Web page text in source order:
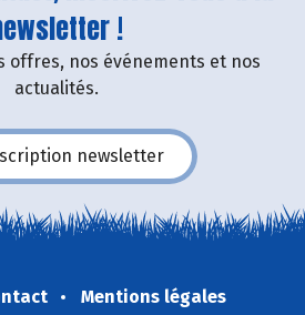
!
offres, nos événements et nos
actualités.
newsletter
Mentions légales